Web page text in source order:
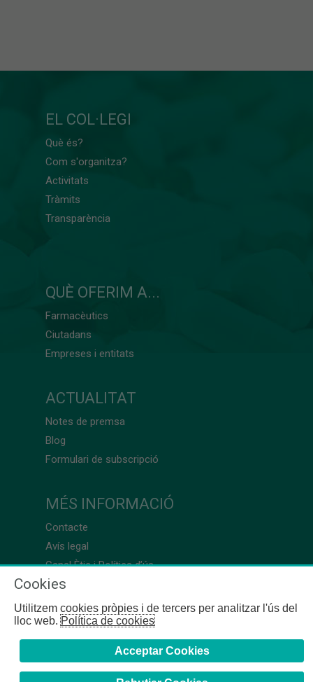
EL COL·LEGI
Què és?
Com s'organitza?
Activitats
Tràmits
Transparència
QUÈ OFERIM A...
Farmacèutics
Ciutadans
Empreses i entitats
ACTUALITAT
Notes de premsa
Blog
Formulari de subscripció
MÉS INFORMACIÓ
Contacte
Avís legal
Canal Ètic i Política d’ús
Cookies
Utilitzem cookies pròpies i de tercers per analitzar l'ús del
lloc web.Política de cookies
Acceptar Cookies